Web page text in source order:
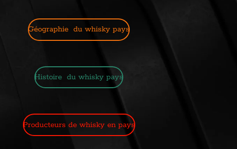
Géographie du whisky pays
Histoire du whisky pays
Producteurs de whisky en pays